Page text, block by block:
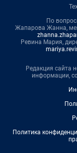
По
Жапарова Жанна,
Ревина Мария,
Редакция сайта
информации,
Политика